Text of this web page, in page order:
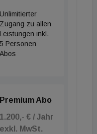
Unlimitierter
Zugang zu allen
Leistungen inkl.
5 Personen
Abos
Premium Abo
1.200,- € / Jahr
exkl. MwSt.